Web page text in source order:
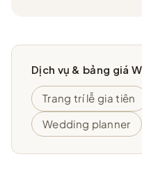
Dịch vụ & bảng giá
Trang trí lễ gia tiên
Wedding planner